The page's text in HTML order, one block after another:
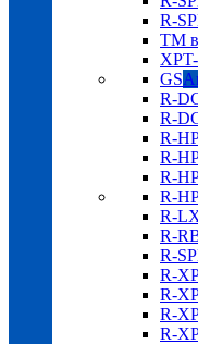
R-
TM
GS
R-
R-
R-
R-
R-
R-
R-
R-
R-
R-
R-
R-
R-